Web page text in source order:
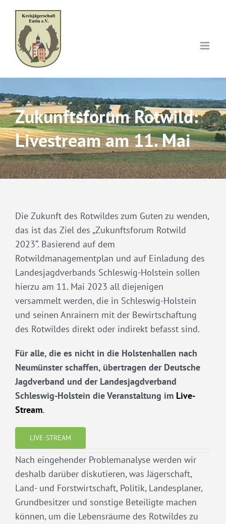
content
Zukunftsforum Rotwild:
Livestream am 11. Mai
Die Zukunft des Rotwildes zum Guten zu wenden,
das ist das Ziel des „Zukunftsforum Rotwild
2023“. Basierend auf dem
Rotwildmanagementplan und auf Einladung des
Landesjagdverbands Schleswig-Holstein sollen
hierzu am 11. Mai 2023 all diejenigen
versammelt werden, die in Schleswig-Holstein
und seinen Anrainern mit der Bewirtschaftung
des Rotwildes direkt oder indirekt befasst sind.
Für alle, die es nicht in die Holstenhallen nach
Neumünster schaffen, übertragen der Deutsche
Jagdverband und der Landesjagdverband
Schleswig-Holstein die Veranstaltung im Live-
Stream.
LIVE-STREAM
Nach eingehender Problemanalyse werden wir
deshalb darüber diskutieren, was Jägerschaft,
Land- und Forstwirtschaft, Politik, Landesplaner,
Grundbesitzer und sonstige Beteiligte machen
können, um die Lebensräume des Rotwildes zu